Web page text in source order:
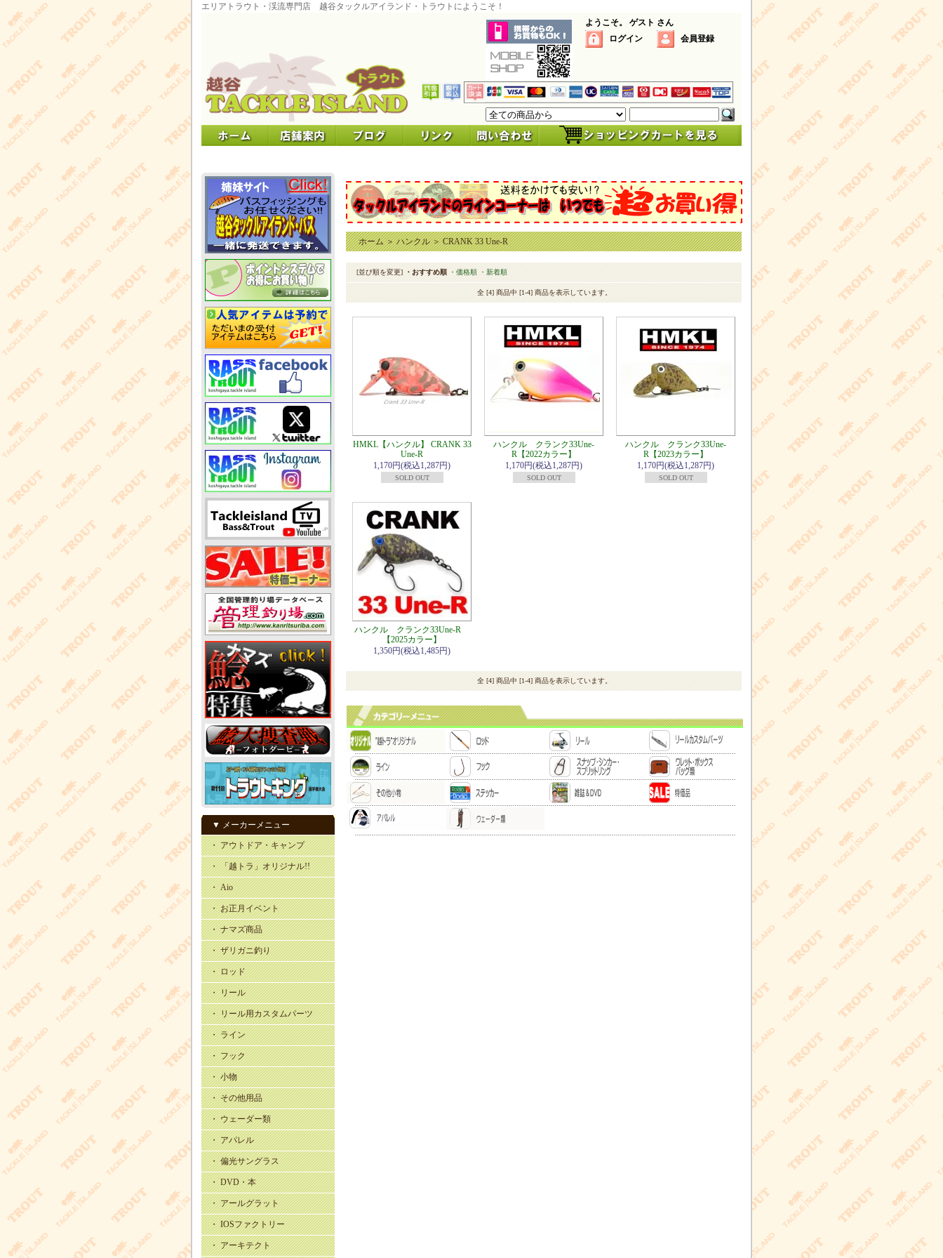
エリアトラウト・渓流専門店 越谷タックルアイランド・トラウトにようこそ！
ようこそ。 ゲスト さん
ログイン
会員登録
▼ メーカーメニュー
・ アウトドア・キャンプ
・ 「越トラ」オリジナル!!
・ Aio
・ お正月イベント
・ ナマズ商品
・ ザリガニ釣り
・ ロッド
・ リール
・ リール用カスタムパーツ
・ ライン
・ フック
・ 小物
・ その他用品
・ ウェーダー類
・ アパレル
・ 偏光サングラス
・ DVD・本
・ アールグラット
・ IOSファクトリー
・ アーキテクト
ホーム＞ハンクル＞CRANK 33 Une-R
[並び順を変更] ・おすすめ順 ・価格順 ・新着順
全 [4] 商品中 [1-4] 商品を表示しています。
HMKL【ハンクル】 CRANK 33
Une-R
1,170円(税込1,287円)
SOLD OUT
ハンクル クランク33Une-
R【2022カラー】
1,170円(税込1,287円)
SOLD OUT
ハンクル クランク33Une-
R【2023カラー】
1,170円(税込1,287円)
SOLD OUT
ハンクル クランク33Une-R
【2025カラー】
1,350円(税込1,485円)
全 [4] 商品中 [1-4] 商品を表示しています。